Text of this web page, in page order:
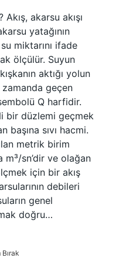
akarsu akışı
yatağının
miktarını ifade
ölçülür. Suyun
aktığı yolun
zamanda geçen
Q harfidir.
bir düzlemi geçmek
sıvı hacmi.
metrik birim
sn’dir ve olağan
için bir akış
debileri
genel
doğru…